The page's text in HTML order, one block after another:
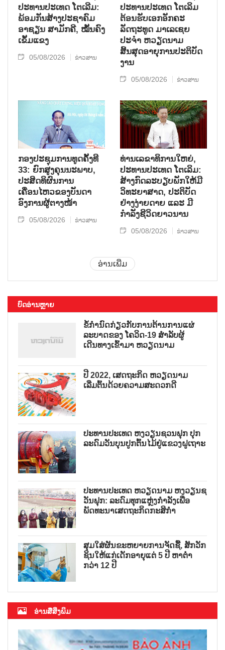
ປະທານປະເທດ ໂຕເລີມ:
ພ້ອມກັນສ້າງປະຊາຄົມ
ອາຊຽນ ສາມັກຄີ, ໝັ້ນຄົງ
ເຂັ້ມແຂງ
05/08/2026 ຂ່າວສານ
ປະທານປະເທດ ໂຕເລິມ
ຕ້ອນຮັບເອກອັກຄະ
ລັດຖະທູດ ມາເລເຊຍ
ປະຈຳ ຫວຽດນາມ
ສິ້ນສຸດອາຍຸການປະຕິບັດ
ງານ
05/08/2026 ຂ່າວສານ
ກອງປະຊຸມການທູດຄັ້ງທີ
33: ຍົກສູງຄຸນນະພາບ,
ປະສິດທິຜົນການ
ເຄື່ອນໄຫວຂອງບັນດາ
ອົງການຜູ້ຕາງໜ້າ
05/08/2026 ຂ່າວສານ
ທ່ານເລຂາທິການໃຫຍ່,
ປະທານປະເທດ ໂຕເລິມ:
ສ້າງກົດລະບຽບພັກໃຫ້ມີ
ວິທະຍາສາດ, ປະຕິບັດ
ຢ່າງງ່າຍດາຍ ແລະ ມີ
ກຳລັງຊີວິດຍາວນານ
05/08/2026 ຂ່າວສານ
ອ່ານເພີ່ມ
ບົດອ່ານຫຼາຍ
ຂໍ້ກຳນົດກ່ຽວກັບການຕ້ານການແຜ່
ລະບາດຂອງ ໂຄວິດ-19 ສຳລັບຜູ້
ເດີນທາງເຂົ້າມາ ຫວຽດນາມ
ປີ 2022, ເສດຖະກິດ ຫວຽດນາມ
ເລີ່ມຕົ້ນດ້ວຍຄວາມສະດວກດີ
ປະທານປະເທດ ຫງວຽນຊວນຟຸກ ປຸກ
ລະດົມວັນບຸນປູກຕົ້ນໄມ້ຢູ່ແຂວງຝູເຖາະ
ປະທານປະເທດ ຫວຽດນາມ ຫງວຽນຊ
ວັນຟຸກ: ລະດົມທຸກແຫຼ່ງກຳລັງເພື່ອ
ພັດທະນາເສດຖະກິດກະສິກຳ
ສຸມໃສ່ຜັນຂະຫຍາຍການຈັດຊື້, ສັກວັກ
ຊິນໃຫ້ແກ່ເດັກອາຍຸແຕ່ 5 ປີ ຫາຕ່ຳ
ກວ່າ 12 ປີ
ອ່ານສື່ສິ່ງພິມ